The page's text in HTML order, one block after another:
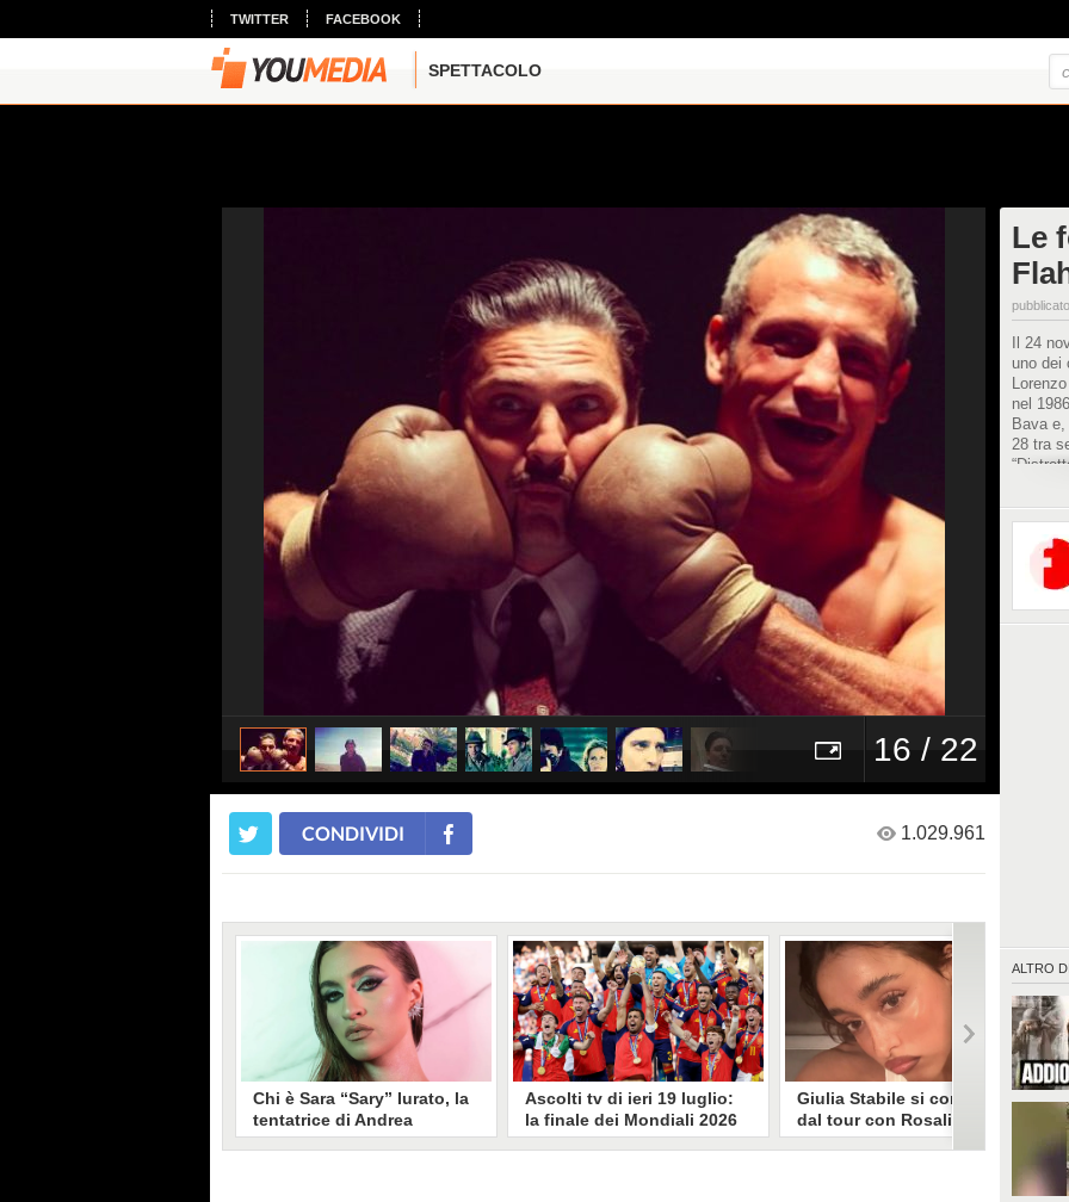
TWITTER FACEBOOK
SPETTACOLO
16 / 22
Le
Il 24
uno dei
nel
Bava
28 tra
ALTRO DI
CONDIVIDI 1.029.961
Chi è Sara “Sary” Iurato, la
tentatrice di Andrea
Petraroli a Temptation
Ascolti tv di ieri 19 luglio:
la finale dei Mondiali 2026
Spagna-Argentina
Giulia Stabile si confessa
dal tour con Rosalia: "Non
sono stata bene, costretta